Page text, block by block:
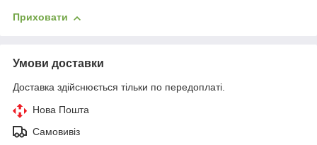
Приховати
Умови доставки
Доставка здійснюється тільки по передоплаті.
Нова Пошта
Самовивіз